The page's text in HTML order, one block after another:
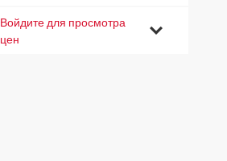
Войдите для просмотра
цен